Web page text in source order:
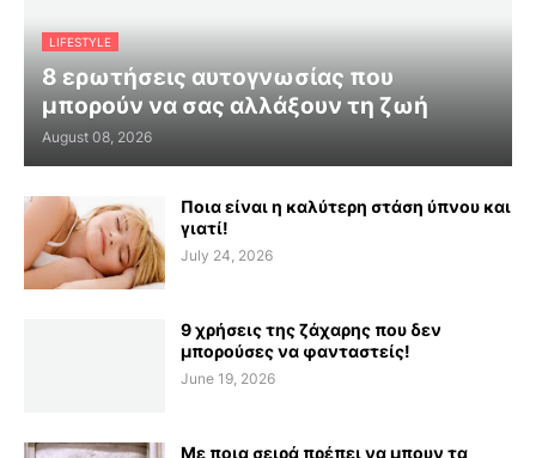
LIFESTYLE
8 ερωτήσεις αυτογνωσίας που
μπορούν να σας αλλάξουν τη ζωή
August 08, 2026
Ποια είναι η καλύτερη στάση ύπνου και
γιατί!
July 24, 2026
9 χρήσεις της ζάχαρης που δεν
μπορούσες να φανταστείς!
June 19, 2026
Με ποια σειρά πρέπει να μπουν τα